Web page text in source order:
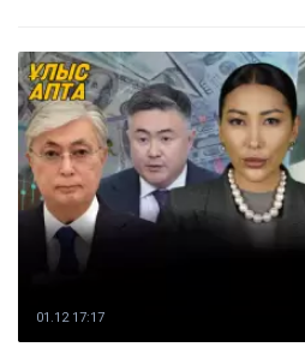
01.12 17:17